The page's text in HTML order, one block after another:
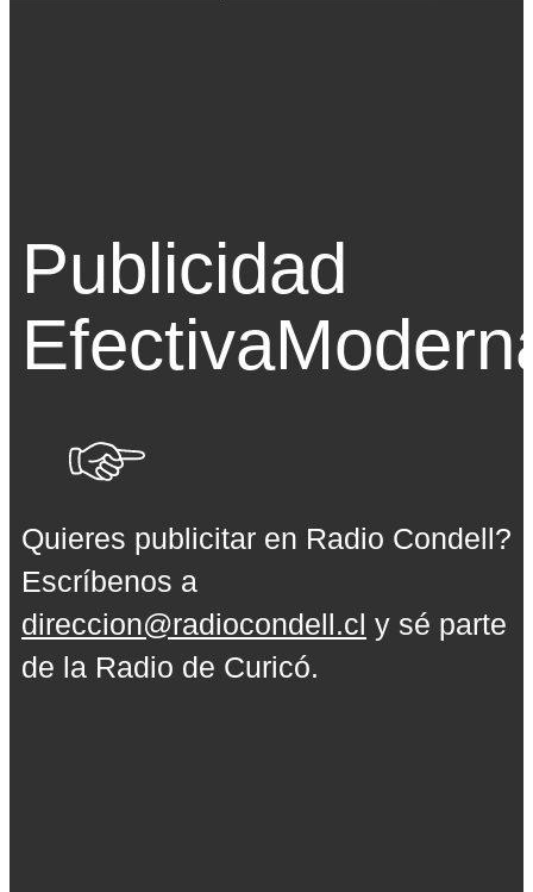
Publicidad
Efectiva
Quieres publicitar en Radio Condell?
Escríbenos a
direccion@radiocondell.cl y sé parte
de la Radio de Curicó.